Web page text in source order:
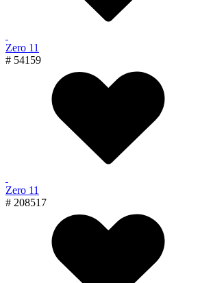
Zero 11
# 54159
Zero 11
# 208517